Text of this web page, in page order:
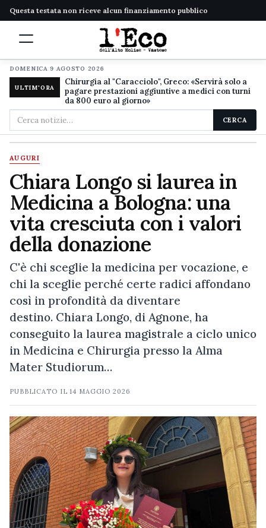
Questa testata non riceve alcun finanziamento pubblico
DOMENICA 9 AGOSTO 2026
ULTIM'ORA
Chirurgia al "Caracciolo", Greco: «Servirà solo a
pagare prestazioni aggiuntive a medici con turni
da 800 euro al giorno»
Cerca
nel
sito
CERCA
AUGURI
Chiara Longo si laurea in
Medicina a Bologna: una
vita cresciuta con i valori
della donazione
C'è chi sceglie la medicina per vocazione, e
chi la sceglie perché certe radici affondano
così in profondità da diventare
destino. Chiara Longo, di Agnone, ha
conseguito la laurea magistrale a ciclo unico
in Medicina e Chirurgia presso la Alma
Mater Studiorum…
PUBBLICATO IL14 MAGGIO 2026